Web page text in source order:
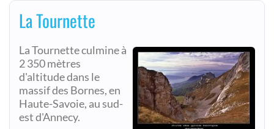
La Tournette
La Tournette culmine à
2 350 mètres
d'altitude dans le
massif des Bornes, en
Haute-Savoie, au sud-
est d'Annecy.